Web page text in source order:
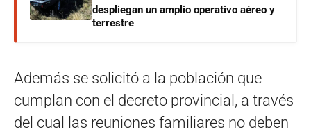
despliegan un amplio operativo aéreo y
terrestre
Además se solicitó a la población que
cumplan con el decreto provincial, a través
del cual las reuniones familiares no deben